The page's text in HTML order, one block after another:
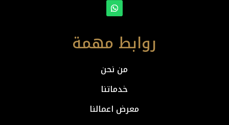
روابط مهمة
من نحن
خدماتنا
معرض اعمالنا